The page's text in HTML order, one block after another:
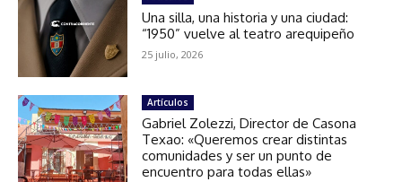
Una silla, una historia y una ciudad:
“1950” vuelve al teatro arequipeño
25 julio, 2026
Artículos
Gabriel Zolezzi, Director de Casona
Texao: «Queremos crear distintas
comunidades y ser un punto de
encuentro para todas ellas»